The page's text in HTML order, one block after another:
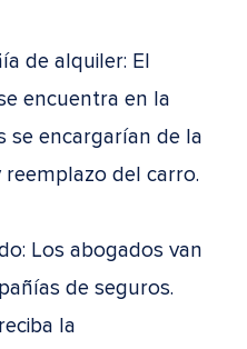
de alquiler: El
encuentra en la
se encargarían de la
del carro.
Los abogados van
de seguros.
la